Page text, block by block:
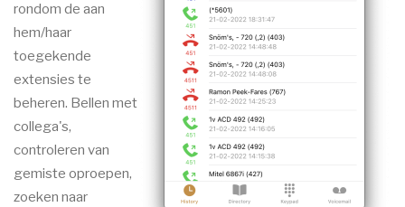
rondom de aan
hem/haar
toegekende
extensies te
beheren. Bellen met
collega's,
controleren van
gemiste oproepen,
zoeken naar